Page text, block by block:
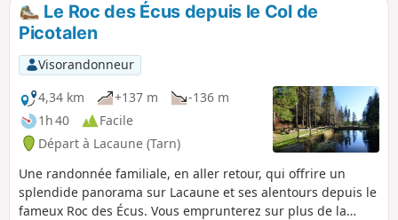
Le Roc des Écus depuis le Col de
Picotalen
Visorandonneur
4,34 km
+137 m
-136 m
1h 40
Facile
Départ à Lacaune (Tarn)
Une randonnée familiale, en aller retour, qui offrire un
splendide panorama sur Lacaune et ses alentours depuis le
fameux Roc des Écus. Vous emprunterez sur plus de la